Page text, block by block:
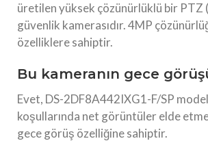
üretilen yüksek çözünürlüklü bir
güvenlik kamerasıdır. 4MP
özelliklere sahiptir.
Bu kameranın gece
Evet, DS-2DF8A442IXG1-F/SP
koşullarında net görüntüler elde
gece görüş özelliğine sahiptir.